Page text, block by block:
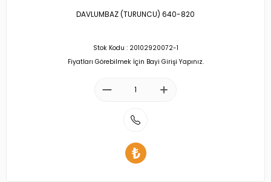
DAVLUMBAZ (TURUNCU) 640-820
Stok Kodu : 20102920072-1
Fiyatları Görebilmek İçin Bayi Girişi Yapınız.